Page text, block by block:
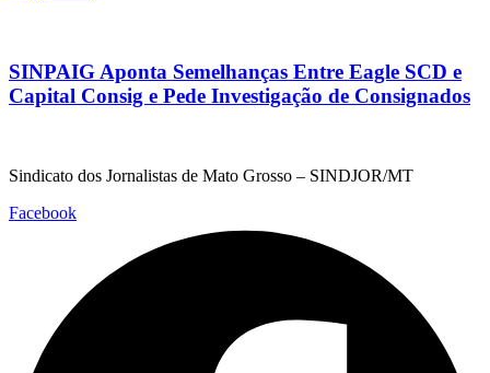
SINPAIG Aponta Semelhanças Entre Eagle SCD e
Capital Consig e Pede Investigação de Consignados
Sindicato dos Jornalistas de Mato Grosso – SINDJOR/MT
Facebook